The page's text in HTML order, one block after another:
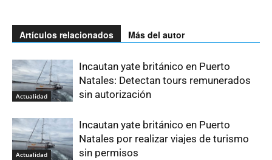
Artículos relacionados Más del autor
Actualidad
Incautan yate británico en Puerto
Natales: Detectan tours remunerados
sin autorización
Actualidad
Incautan yate británico en Puerto
Natales por realizar viajes de turismo
sin permisos